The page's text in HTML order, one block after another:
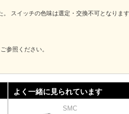
スイッチの色味は選定・交換不可となりま
参照ください。
よく一緒に見られています
SMC